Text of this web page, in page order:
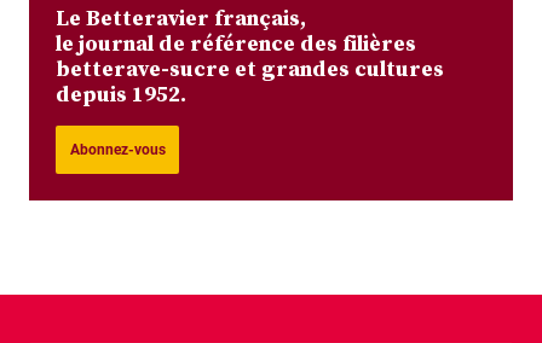
Le Betteravier français,
le journal de référence des filières
betterave-sucre et grandes cultures
depuis 1952.
Abonnez-vous